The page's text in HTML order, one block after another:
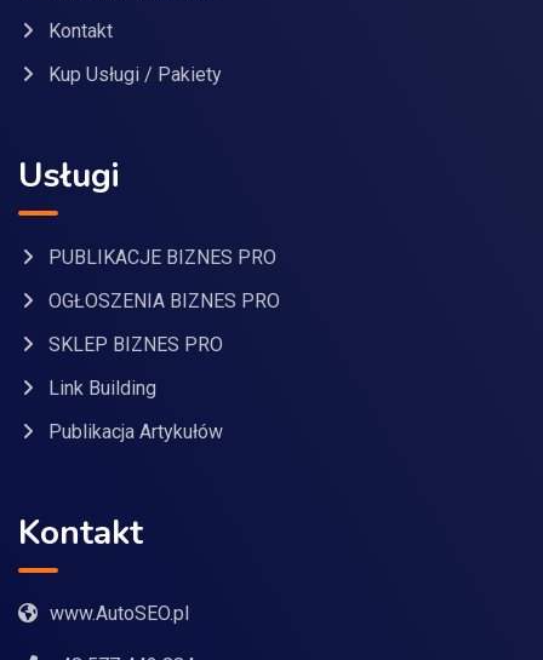
Kontakt
Kup Usługi / Pakiety
Usługi
PUBLIKACJE BIZNES PRO
OGŁOSZENIA BIZNES PRO
SKLEP BIZNES PRO
Link Building
Publikacja Artykułów
Kontakt
www.AutoSEO.pl